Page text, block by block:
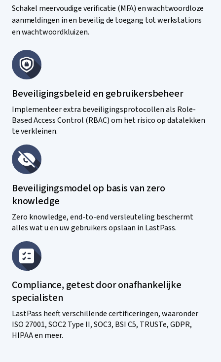
Schakel meervoudige verificatie (MFA) en wachtwoordloze
aanmeldingen in en beveilig de toegang tot werkstations
en wachtwoordkluizen.
Beveiligingsbeleid en gebruikersbeheer
Implementeer extra beveiligingsprotocollen als Role-
Based Access Control (RBAC) om het risico op datalekken
te verkleinen.
Beveiligingsmodel op basis van zero
knowledge
Zero knowledge, end-to-end versleuteling beschermt
alles wat u en uw gebruikers opslaan in LastPass.
Compliance, getest door onafhankelijke
specialisten
LastPass heeft verschillende certificeringen, waaronder
ISO 27001, SOC2 Type II, SOC3, BSI C5, TRUSTe, GDPR,
HIPAA en meer.